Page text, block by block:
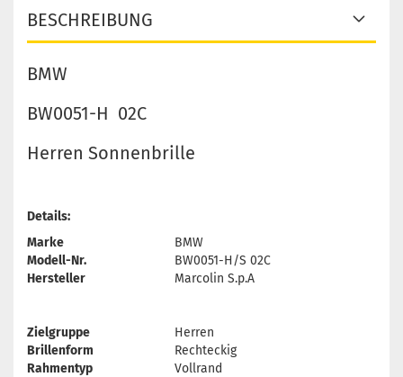
BESCHREIBUNG
BMW
BW0051-H 02C
Herren Sonnenbrille
Details:
Marke
BMW
Modell-Nr.
BW0051-H/S 02C
Hersteller
Marcolin S.p.A
Zielgruppe
Herren
Brillenform
Rechteckig
Rahmentyp
Vollrand